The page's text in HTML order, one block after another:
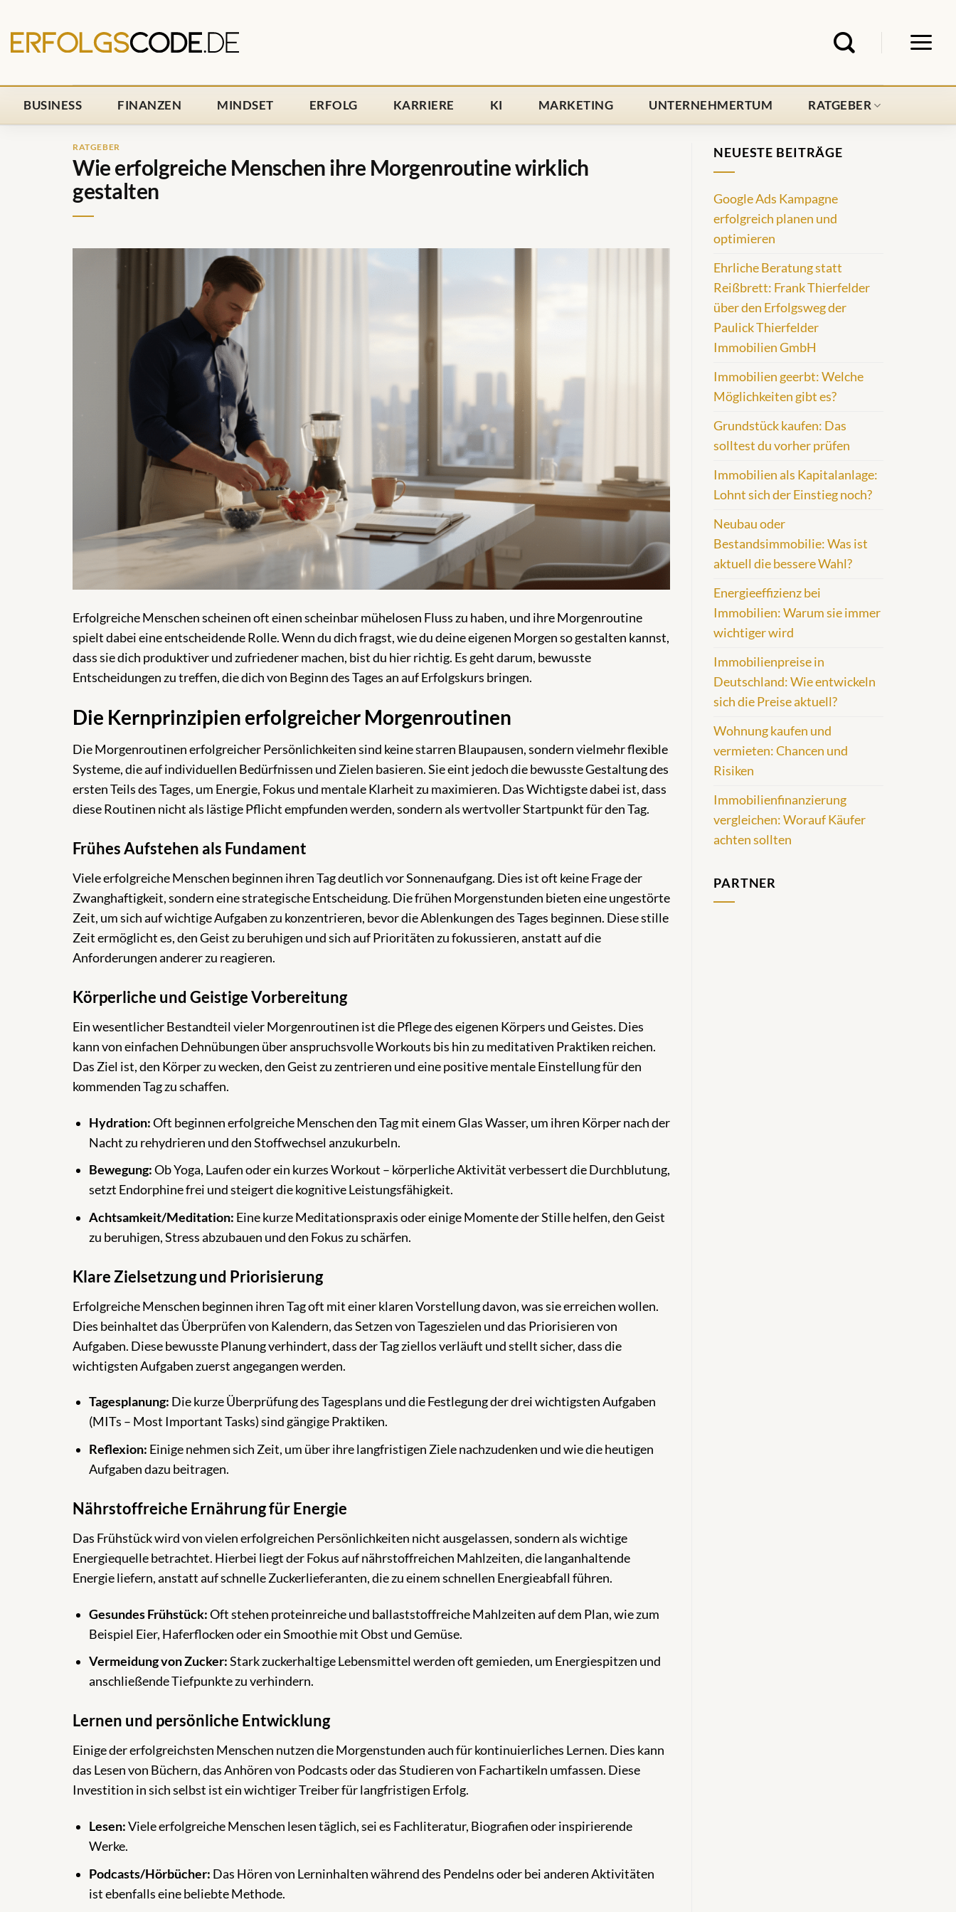
Inhalt
springen
BUSINESS FINANZEN MINDSET ERFOLG KARRIERE KI MARKETING UNTERNEHMERTUM RATGEBER
RATGEBER
Wie erfolgreiche Menschen ihre Morgenroutine wirklich
gestalten
Erfolgreiche Menschen scheinen oft einen scheinbar mühelosen Fluss zu haben, und ihre Morgenroutine
spielt dabei eine entscheidende Rolle. Wenn du dich fragst, wie du deine eigenen Morgen so gestalten kannst,
dass sie dich produktiver und zufriedener machen, bist du hier richtig. Es geht darum, bewusste
Entscheidungen zu treffen, die dich von Beginn des Tages an auf Erfolgskurs bringen.
Die Kernprinzipien erfolgreicher Morgenroutinen
Die Morgenroutinen erfolgreicher Persönlichkeiten sind keine starren Blaupausen, sondern vielmehr flexible
Systeme, die auf individuellen Bedürfnissen und Zielen basieren. Sie eint jedoch die bewusste Gestaltung des
ersten Teils des Tages, um Energie, Fokus und mentale Klarheit zu maximieren. Das Wichtigste dabei ist, dass
diese Routinen nicht als lästige Pflicht empfunden werden, sondern als wertvoller Startpunkt für den Tag.
Frühes Aufstehen als Fundament
Viele erfolgreiche Menschen beginnen ihren Tag deutlich vor Sonnenaufgang. Dies ist oft keine Frage der
Zwanghaftigkeit, sondern eine strategische Entscheidung. Die frühen Morgenstunden bieten eine ungestörte
Zeit, um sich auf wichtige Aufgaben zu konzentrieren, bevor die Ablenkungen des Tages beginnen. Diese stille
Zeit ermöglicht es, den Geist zu beruhigen und sich auf Prioritäten zu fokussieren, anstatt auf die
Anforderungen anderer zu reagieren.
Körperliche und Geistige Vorbereitung
Ein wesentlicher Bestandteil vieler Morgenroutinen ist die Pflege des eigenen Körpers und Geistes. Dies
kann von einfachen Dehnübungen über anspruchsvolle Workouts bis hin zu meditativen Praktiken reichen.
Das Ziel ist, den Körper zu wecken, den Geist zu zentrieren und eine positive mentale Einstellung für den
kommenden Tag zu schaffen.
Hydration:Oft beginnen erfolgreiche Menschen den Tag mit einem Glas Wasser, um ihren Körper nach der
Nacht zu rehydrieren und den Stoffwechsel anzukurbeln.
Bewegung:Ob Yoga, Laufen oder ein kurzes Workout – körperliche Aktivität verbessert die Durchblutung,
setzt Endorphine frei und steigert die kognitive Leistungsfähigkeit.
Achtsamkeit/Meditation: Eine kurze Meditationspraxis oder einige Momente der Stille helfen, den Geist
zu beruhigen, Stress abzubauen und den Fokus zu schärfen.
Klare Zielsetzung und Priorisierung
Erfolgreiche Menschen beginnen ihren Tag oft mit einer klaren Vorstellung davon, was sie erreichen wollen.
Dies beinhaltet das Überprüfen von Kalendern, das Setzen von Tageszielen und das Priorisieren von
Aufgaben. Diese bewusste Planung verhindert, dass der Tag ziellos verläuft und stellt sicher, dass die
wichtigsten Aufgaben zuerst angegangen werden.
Tagesplanung: Die kurze Überprüfung des Tagesplans und die Festlegung der drei wichtigsten Aufgaben
(MITs – Most Important Tasks) sind gängige Praktiken.
Reflexion: Einige nehmen sich Zeit, um über ihre langfristigen Ziele nachzudenken und wie die heutigen
Aufgaben dazu beitragen.
Nährstoffreiche Ernährung für Energie
Das Frühstück wird von vielen erfolgreichen Persönlichkeiten nicht ausgelassen, sondern als wichtige
Energiequelle betrachtet. Hierbei liegt der Fokus auf nährstoffreichen Mahlzeiten, die langanhaltende
Energie liefern, anstatt auf schnelle Zuckerlieferanten, die zu einem schnellen Energieabfall führen.
Gesundes Frühstück:Oft stehen proteinreiche und ballaststoffreiche Mahlzeiten auf dem Plan, wie zum
Beispiel Eier, Haferflocken oder ein Smoothie mit Obst und Gemüse.
Vermeidung von Zucker:Stark zuckerhaltige Lebensmittel werden oft gemieden, um Energiespitzen und
anschließende Tiefpunkte zu verhindern.
Lernen und persönliche Entwicklung
Einige der erfolgreichsten Menschen nutzen die Morgenstunden auch für kontinuierliches Lernen. Dies kann
das Lesen von Büchern, das Anhören von Podcasts oder das Studieren von Fachartikeln umfassen. Diese
Investition in sich selbst ist ein wichtiger Treiber für langfristigen Erfolg.
Lesen:Viele erfolgreiche Menschen lesen täglich, sei es Fachliteratur, Biografien oder inspirierende
Werke.
Podcasts/Hörbücher: Das Hören von Lerninhalten während des Pendelns oder bei anderen Aktivitäten
ist ebenfalls eine beliebte Methode.
NEUESTE BEITRÄGE
Google Ads Kampagne
erfolgreich planen und
optimieren
Ehrliche Beratung statt
Reißbrett: Frank Thierfelder
über den Erfolgsweg der
Paulick Thierfelder
Immobilien GmbH
Immobilien geerbt: Welche
Möglichkeiten gibt es?
Grundstück kaufen: Das
solltest du vorher prüfen
Immobilien als Kapitalanlage:
Lohnt sich der Einstieg noch?
Neubau oder
Bestandsimmobilie: Was ist
aktuell die bessere Wahl?
Energieeffizienz bei
Immobilien: Warum sie immer
wichtiger wird
Immobilienpreise in
Deutschland: Wie entwickeln
sich die Preise aktuell?
Wohnung kaufen und
vermieten: Chancen und
Risiken
Immobilienfinanzierung
vergleichen: Worauf Käufer
achten sollten
PARTNER